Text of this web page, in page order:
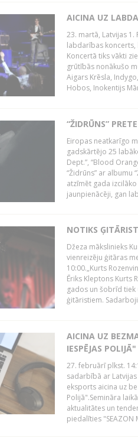
AICINA UZ
23. martā, Latvijas 1.
labdarības koncerts,
Koncertā tiks vākti
grūtībās nonākušo
Aigars Krēsla,
Hobos, Inokentijs
“ŽIDRŪNS”
Eiropas neatkarīgo
gadskārtējo 25
Dept.”, “Blood
“Židrūns” ar albumu
atzīmēt gada
jaunpienācēji, gan
NOTIKS
Džeza mākslinieks
vienreizēju ģitāras
10:00.„Kurts
Ēriks Kleptons Kurts
gados un šobrīd
ģitāristiem.
AICINA UZ
IESPĒJAS POLIJĀ"
27. februārī plkst.
sadarbībā ar
eksports aicina uz
Polijā".Semināra
aktualitātes un
piedalīties "SEAZON